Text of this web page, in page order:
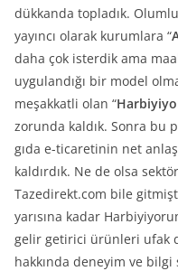
dükkanda topladık.
yayıncı olarak kurumlara “
daha çok isterdik ama
uygulandığı bir model
meşakkatli olan “
zorunda kaldık. Sonra bu
gıda e-ticaretinin net
kaldırdık. Ne de olsa
Tazedirekt.com bile
yarısına kadar
gelir getirici ürünleri ufak
hakkında deneyim ve